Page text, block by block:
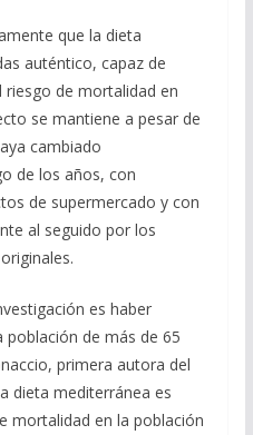
que la dieta
auténtico, capaz de
de mortalidad en
se mantiene a pesar de
cambiado
de los años, con
de supermercado y con
al seguido por los
es haber
de más de 65
primera autora del
dieta mediterránea es
mortalidad en la población